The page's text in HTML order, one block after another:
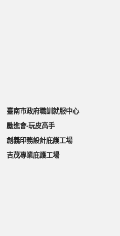
臺南市政府職訓就服中心
勵進會-玩皮高手
創義印務設計庇護工場
吉茂專業庇護工場